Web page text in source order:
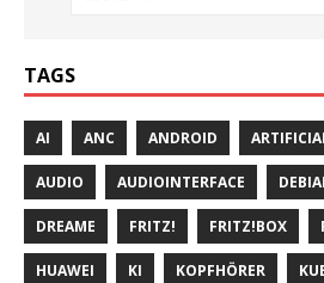
TAGS
AI ANC ANDROID
AUDIO AUDIOINTERFACE
DREAME FRITZ! FRITZ!BOX
HUAWEI KI KOPFHÖRER